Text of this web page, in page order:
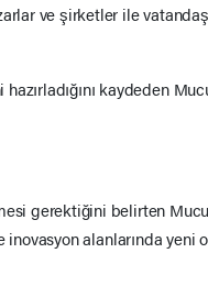
ve şirketler ile
kaydeden
gerektiğini belirten
alanlarında yeni